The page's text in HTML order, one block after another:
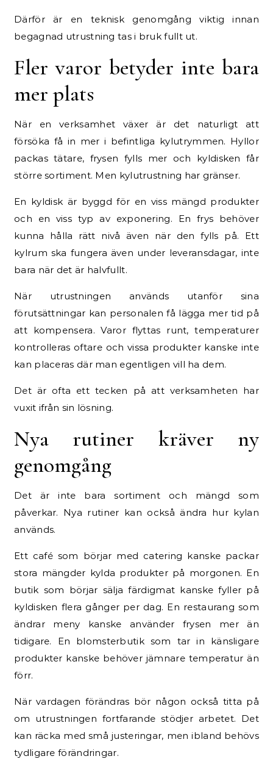
Därför är en teknisk genomgång viktig innan
begagnad utrustning tas i bruk fullt ut.
Fler varor betyder inte bara
mer plats
När en verksamhet växer är det naturligt att
försöka få in mer i befintliga kylutrymmen. Hyllor
packas tätare, frysen fylls mer och kyldisken får
större sortiment. Men kylutrustning har gränser.
En kyldisk är byggd för en viss mängd produkter
och en viss typ av exponering. En frys behöver
kunna hålla rätt nivå även när den fylls på. Ett
kylrum ska fungera även under leveransdagar, inte
bara när det är halvfullt.
När utrustningen används utanför sina
förutsättningar kan personalen få lägga mer tid på
att kompensera. Varor flyttas runt, temperaturer
kontrolleras oftare och vissa produkter kanske inte
kan placeras där man egentligen vill ha dem.
Det är ofta ett tecken på att verksamheten har
vuxit ifrån sin lösning.
Nya rutiner kräver ny
genomgång
Det är inte bara sortiment och mängd som
påverkar. Nya rutiner kan också ändra hur kylan
används.
Ett café som börjar med catering kanske packar
stora mängder kylda produkter på morgonen. En
butik som börjar sälja färdigmat kanske fyller på
kyldisken flera gånger per dag. En restaurang som
ändrar meny kanske använder frysen mer än
tidigare. En blomsterbutik som tar in känsligare
produkter kanske behöver jämnare temperatur än
förr.
När vardagen förändras bör någon också titta på
om utrustningen fortfarande stödjer arbetet. Det
kan räcka med små justeringar, men ibland behövs
tydligare förändringar.